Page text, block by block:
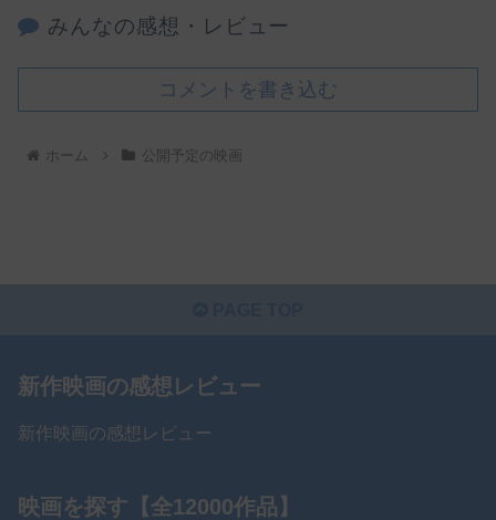
みんなの感想・レビュー
コメントを書き込む
ホーム 公開予定の映画
新作映画の感想レビュー
新作映画の感想レビュー
映画を探す【全12000作品】